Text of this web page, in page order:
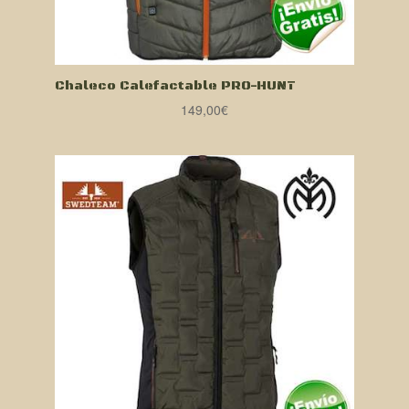
Chaleco Calefactable PRO-HUNT
149,00€